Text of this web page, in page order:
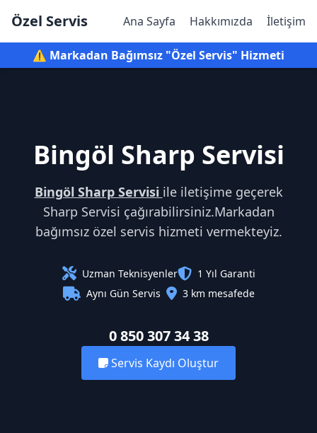
Özel Servis Ana Sayfa Hakkımızda İletişim
⚠️ Markadan Bağımsız "Özel Servis" Hizmeti
Bingöl Sharp Servisi
Bingöl Sharp Servisi ile iletişime geçerek
Sharp Servisi çağırabilirsiniz.Markadan
bağımsız özel servis hizmeti vermekteyiz.
Uzman Teknisyenler
1 Yıl Garanti
Aynı Gün Servis
3 km mesafede
0 850 307 34 38
Servis Kaydı Oluştur